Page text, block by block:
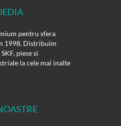
pentru sfera
1998. Distribuim
piese si
la cele mai inalte